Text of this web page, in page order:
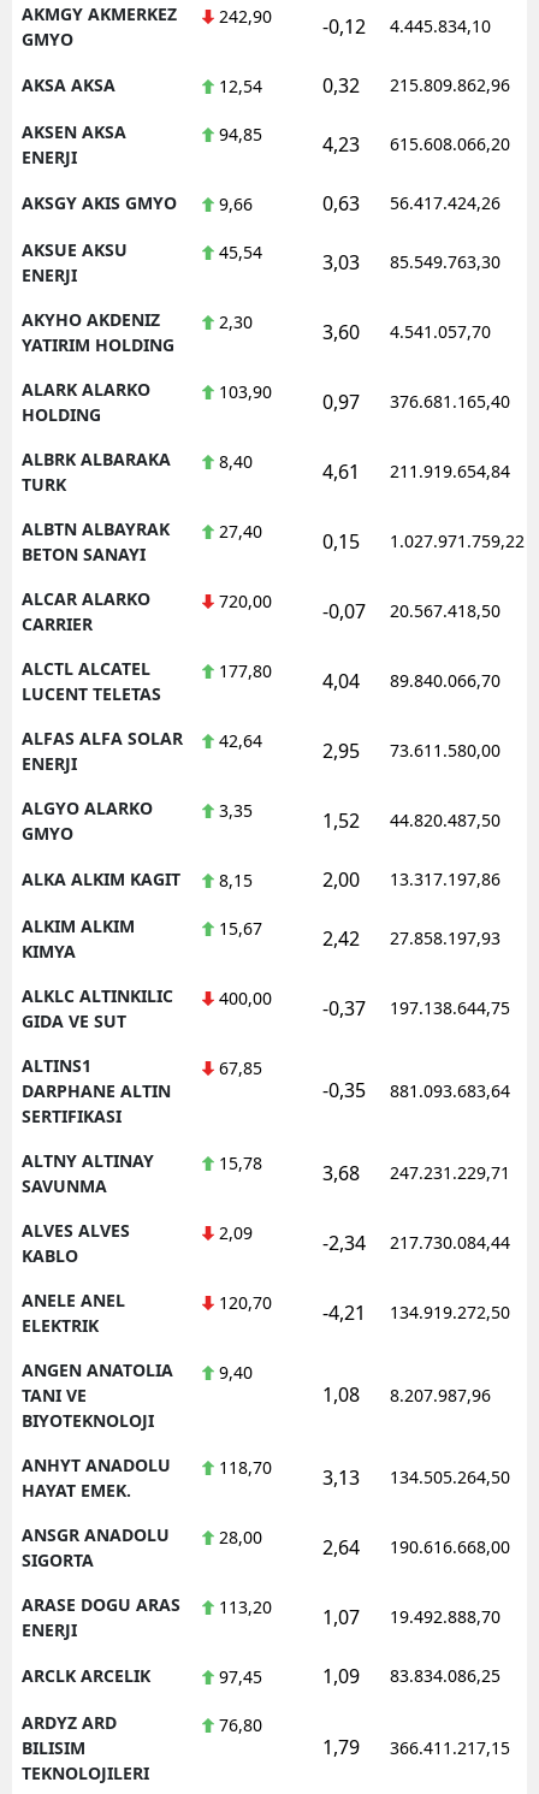
AKMGY AKMERKEZ
GMYO
242,90 -0,12 4.445.834,10
AKSA AKSA 12,54 0,32 215.809.862,96
AKSEN AKSA
ENERJI
94,85 4,23 615.608.066,20
AKSGY AKIS GMYO 9,66 0,63 56.417.424,26
AKSUE AKSU
ENERJI
45,54 3,03 85.549.763,30
AKYHO AKDENIZ
YATIRIM HOLDING
2,30 3,60 4.541.057,70
ALARK ALARKO
HOLDING
103,90 0,97 376.681.165,40
ALBRK ALBARAKA
TURK
8,40 4,61 211.919.654,84
ALBTN ALBAYRAK
BETON SANAYI
27,40 0,15 1.027.971.759,22
ALCAR ALARKO
CARRIER
720,00 -0,07 20.567.418,50
ALCTL ALCATEL
LUCENT TELETAS
177,80 4,04 89.840.066,70
ALFAS ALFA SOLAR
ENERJI
42,64 2,95 73.611.580,00
ALGYO ALARKO
GMYO
3,35 1,52 44.820.487,50
ALKA ALKIM KAGIT 8,15 2,00 13.317.197,86
ALKIM ALKIM
KIMYA
15,67 2,42 27.858.197,93
ALKLC ALTINKILIC
GIDA VE SUT
400,00 -0,37 197.138.644,75
ALTINS1
DARPHANE ALTIN
SERTIFIKASI
67,85
-0,35 881.093.683,64
ALTNY ALTINAY
SAVUNMA
15,78 3,68 247.231.229,71
ALVES ALVES
KABLO
2,09 -2,34 217.730.084,44
ANELE ANEL
ELEKTRIK
120,70 -4,21 134.919.272,50
ANGEN ANATOLIA
TANI VE
BIYOTEKNOLOJI
9,40
1,08 8.207.987,96
ANHYT ANADOLU
HAYAT EMEK.
118,70 3,13 134.505.264,50
ANSGR ANADOLU
SIGORTA
28,00 2,64 190.616.668,00
ARASE DOGU ARAS
ENERJI
113,20 1,07 19.492.888,70
ARCLK ARCELIK 97,45 1,09 83.834.086,25
ARDYZ ARD
BILISIM
TEKNOLOJILERI
76,80
1,79 366.411.217,15